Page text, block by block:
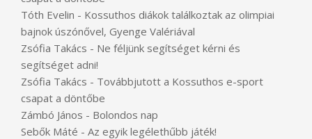
Tóth Evelin - Kossuthos diákok találkoztak az olimpiai
bajnok úszónővel, Gyenge Valériával
Zsófia Takács - Ne féljünk segítséget kérni és
segítséget adni!
Zsófia Takács - Továbbjutott a Kossuthos e-sport
csapat a döntőbe
Zámbó János - Bolondos nap
Sebők Máté - Az egyik legélethűbb játék!